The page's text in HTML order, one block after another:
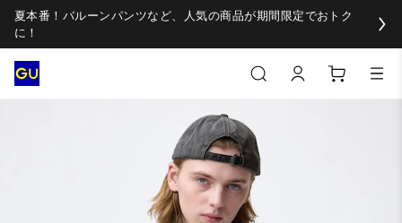
夏本番！バルーンパンツなど、人気の商品が期間限定でおトク
に！